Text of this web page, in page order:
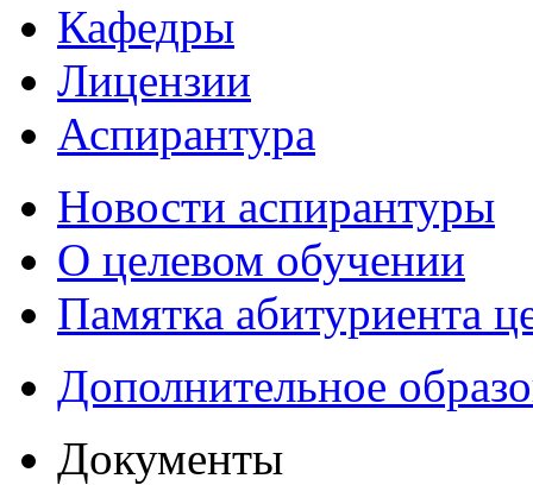
Кафедры
Лицензии
Аспирантура
Новости аспирантуры
О целевом обучении
Памятка абитуриента
Дополнительное
Документы